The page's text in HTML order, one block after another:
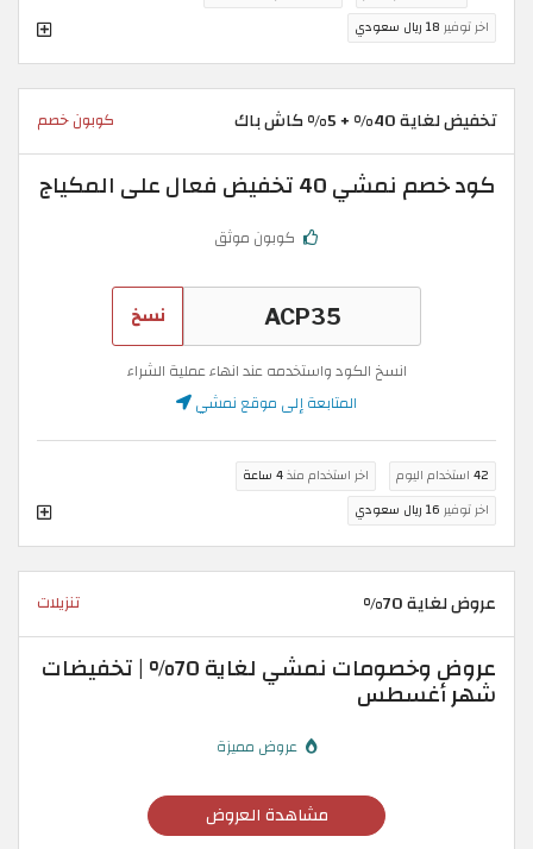
اخر توفير 18 ريال سعودي
تخفيض لغاية 40% + 5% كاش باك كوبون خصم
كود خصم نمشي 40 تخفيض فعال على المكياج
كوبون موثق
نسخ
انسخ الكود واستخدمه عند انهاء عملية الشراء
المتابعة إلى موقع نمشي
42 استخدام اليوم اخر استخدام منذ4 ساعة
اخر توفير 16 ريال سعودي
عروض لغاية 70% تنزيلات
عروض وخصومات نمشي لغاية 70% | تخفيضات
شهر أغسطس
عروض مميزة
مشاهدة العروض